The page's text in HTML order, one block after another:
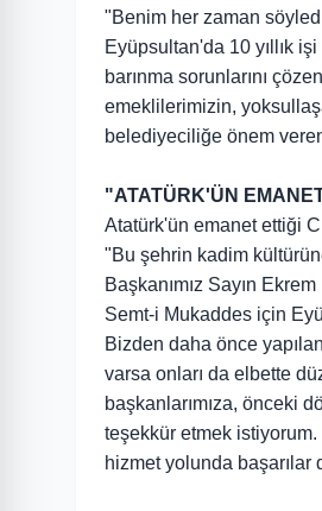
"Benim her zaman
Eyüpsultan'da 10 yıllık
barınma sorunlarını
emeklilerimizin,
belediyeciliğe önem
"ATATÜRK'ÜN
Atatürk'ün emanet ettiği
"Bu şehrin kadim
Başkanımız Sayın
Semt-i Mukaddes için
Bizden daha önce
varsa onları da elbette
başkanlarımıza, önceki
teşekkür etmek
hizmet yolunda başarılar